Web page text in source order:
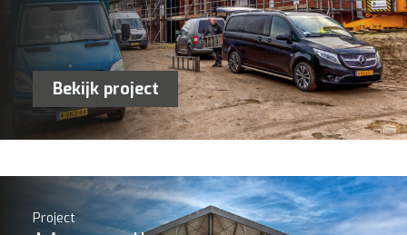
Bekijk project
Project